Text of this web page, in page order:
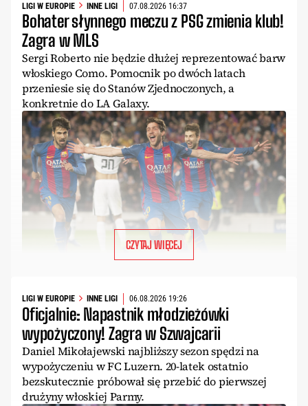
LIGI W EUROPIE INNE LIGI 07.08.2026 16:37
Bohater słynnego meczu z PSG zmienia klub!
Zagra w MLS
Sergi Roberto nie będzie dłużej reprezentować barw
włoskiego Como. Pomocnik po dwóch latach
przeniesie się do Stanów Zjednoczonych, a
konkretnie do LA Galaxy.
CZYTAJ WIĘCEJ
LIGI W EUROPIE INNE LIGI 06.08.2026 19:26
Oficjalnie: Napastnik młodzieżówki
wypożyczony! Zagra w Szwajcarii
Daniel Mikołajewski najbliższy sezon spędzi na
wypożyczeniu w FC Luzern. 20-latek ostatnio
bezskutecznie próbował się przebić do pierwszej
drużyny włoskiej Parmy.